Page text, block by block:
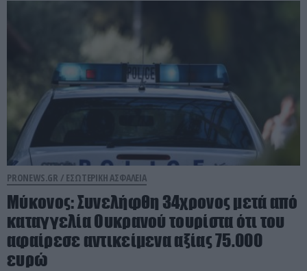
PRONEWS.GR / ΕΣΩΤΕΡΙΚΗ ΑΣΦΑΛΕΙΑ
Μύκονος: Συνελήφθη 34χρονος μετά από
καταγγελία Ουκρανού τουρίστα ότι του
αφαίρεσε αντικείμενα αξίας 75.000
ευρώ